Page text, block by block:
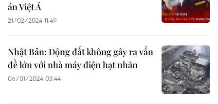
án Việt Á
21/02/2024 11:49
Nhật Bản: Động đất không gây ra vấn
đề lớn với nhà máy điện hạt nhân
06/01/2024 03:44